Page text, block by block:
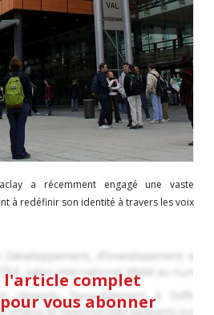
a récemment engagé une vaste
à redéfinir son identité à travers les voix
l'article complet
vous abonner